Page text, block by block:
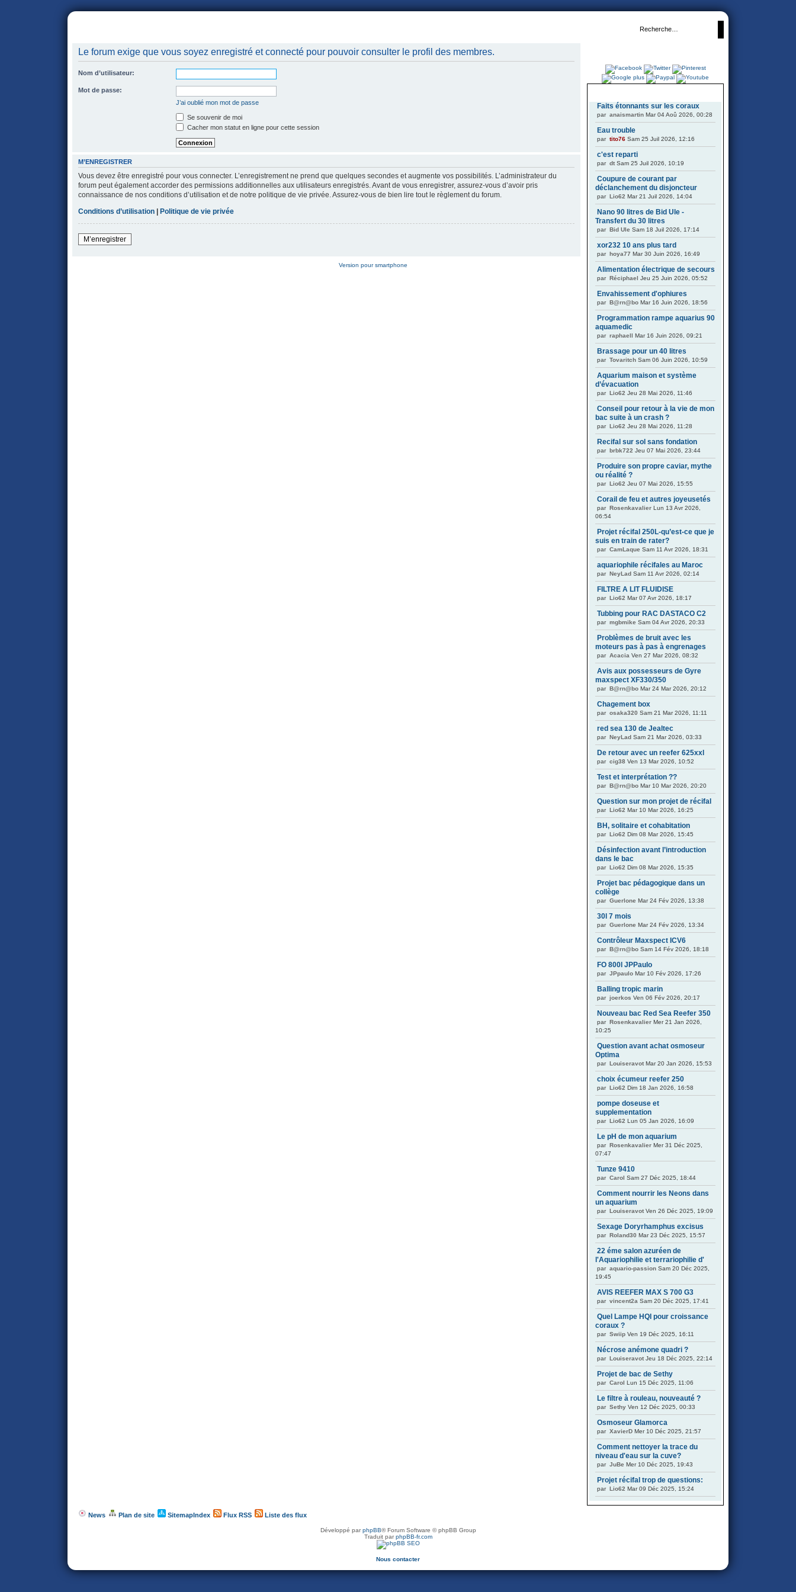
Le forum exige que vous soyez enregistré et connecté pour pouvoir consulter le profil des membres.
Nom d’utilisateur:
Mot de passe:
J’ai oublié mon mot de passe
Se souvenir de moi
Cacher mon statut en ligne pour cette session
M’ENREGISTRER
Vous devez être enregistré pour vous connecter. L’enregistrement ne prend que quelques secondes et augmente vos possibilités. L’administrateur du
forum peut également accorder des permissions additionnelles aux utilisateurs enregistrés. Avant de vous enregistrer, assurez-vous d’avoir pris
connaissance de nos conditions d’utilisation et de notre politique de vie privée. Assurez-vous de bien lire tout le règlement du forum.
Conditions d’utilisation | Politique de vie privée
M’enregistrer
Version pour smartphone
Faits étonnants sur les coraux
par anaismartin Mar 04 Aoû 2026, 00:28
Eau trouble
par tito76 Sam 25 Juil 2026, 12:16
c'est reparti
par dt Sam 25 Juil 2026, 10:19
Coupure de courant par
déclanchement du disjoncteur
par Lio62 Mar 21 Juil 2026, 14:04
Nano 90 litres de Bid Ule -
Transfert du 30 litres
par Bid Ule Sam 18 Juil 2026, 17:14
xor232 10 ans plus tard
par hoya77 Mar 30 Juin 2026, 16:49
Alimentation électrique de secours
par Réciphael Jeu 25 Juin 2026, 05:52
Envahissement d'ophiures
par B@rn@bo Mar 16 Juin 2026, 18:56
Programmation rampe aquarius 90
aquamedic
par raphaell Mar 16 Juin 2026, 09:21
Brassage pour un 40 litres
par Tovaritch Sam 06 Juin 2026, 10:59
Aquarium maison et système
d’évacuation
par Lio62 Jeu 28 Mai 2026, 11:46
Conseil pour retour à la vie de mon
bac suite à un crash ?
par Lio62 Jeu 28 Mai 2026, 11:28
Recifal sur sol sans fondation
par brbk722 Jeu 07 Mai 2026, 23:44
Produire son propre caviar, mythe
ou réalité ?
par Lio62 Jeu 07 Mai 2026, 15:55
Corail de feu et autres joyeusetés
par Rosenkavalier Lun 13 Avr 2026,
06:54
Projet récifal 250L-qu’est-ce que je
suis en train de rater?
par CamLaque Sam 11 Avr 2026, 18:31
aquariophile récifales au Maroc
par NeyLad Sam 11 Avr 2026, 02:14
FILTRE A LIT FLUIDISE
par Lio62 Mar 07 Avr 2026, 18:17
Tubbing pour RAC DASTACO C2
par mgbmike Sam 04 Avr 2026, 20:33
Problèmes de bruit avec les
moteurs pas à pas à engrenages
par Acacia Ven 27 Mar 2026, 08:32
Avis aux possesseurs de Gyre
maxspect XF330/350
par B@rn@bo Mar 24 Mar 2026, 20:12
Chagement box
par osaka320 Sam 21 Mar 2026, 11:11
red sea 130 de Jealtec
par NeyLad Sam 21 Mar 2026, 03:33
De retour avec un reefer 625xxl
par cig38 Ven 13 Mar 2026, 10:52
Test et interprétation ??
par B@rn@bo Mar 10 Mar 2026, 20:20
Question sur mon projet de récifal
par Lio62 Mar 10 Mar 2026, 16:25
BH, solitaire et cohabitation
par Lio62 Dim 08 Mar 2026, 15:45
Désinfection avant l’introduction
dans le bac
par Lio62 Dim 08 Mar 2026, 15:35
Projet bac pédagogique dans un
collège
par Guerlone Mar 24 Fév 2026, 13:38
30l 7 mois
par Guerlone Mar 24 Fév 2026, 13:34
Contrôleur Maxspect ICV6
par B@rn@bo Sam 14 Fév 2026, 18:18
FO 800l JPPaulo
par JPpaulo Mar 10 Fév 2026, 17:26
Balling tropic marin
par joerkos Ven 06 Fév 2026, 20:17
Nouveau bac Red Sea Reefer 350
par Rosenkavalier Mer 21 Jan 2026,
10:25
Question avant achat osmoseur
Optima
par Louiseravot Mar 20 Jan 2026, 15:53
choix écumeur reefer 250
par Lio62 Dim 18 Jan 2026, 16:58
pompe doseuse et
supplementation
par Lio62 Lun 05 Jan 2026, 16:09
Le pH de mon aquarium
par Rosenkavalier Mer 31 Déc 2025,
07:47
Tunze 9410
par Carol Sam 27 Déc 2025, 18:44
Comment nourrir les Neons dans
un aquarium
par Louiseravot Ven 26 Déc 2025, 19:09
Sexage Doryrhamphus excisus
par Roland30 Mar 23 Déc 2025, 15:57
22 éme salon azuréen de
l'Aquariophilie et terrariophilie d'
par aquario-passion Sam 20 Déc 2025,
19:45
AVIS REEFER MAX S 700 G3
par vincent2a Sam 20 Déc 2025, 17:41
Quel Lampe HQI pour croissance
coraux ?
par Swiip Ven 19 Déc 2025, 16:11
Nécrose anémone quadri ?
par Louiseravot Jeu 18 Déc 2025, 22:14
Projet de bac de Sethy
par Carol Lun 15 Déc 2025, 11:06
Le filtre à rouleau, nouveauté ?
par Sethy Ven 12 Déc 2025, 00:33
Osmoseur Glamorca
par XavierD Mer 10 Déc 2025, 21:57
Comment nettoyer la trace du
niveau d'eau sur la cuve?
par JuBe Mer 10 Déc 2025, 19:43
Projet récifal trop de questions:
par Lio62 Mar 09 Déc 2025, 15:24
News Plan de site SitemapIndex Flux RSS Liste des flux
Développé parphpBB® Forum Software © phpBB Group
Traduit parphpBB-fr.com
Nous contacter